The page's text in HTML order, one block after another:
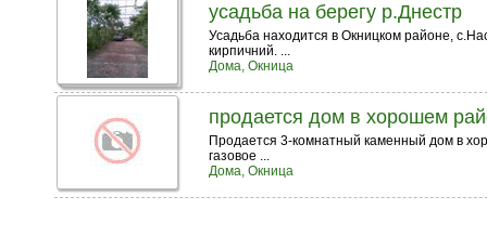
усадьба на берегу р.Днестр
Усадьба находится в Окницком районе,
кирпичний. ...
Дома, Окница
продается дом в хорошем
Продается 3-комнатный каменный дом в
газовое ...
Дома, Окница